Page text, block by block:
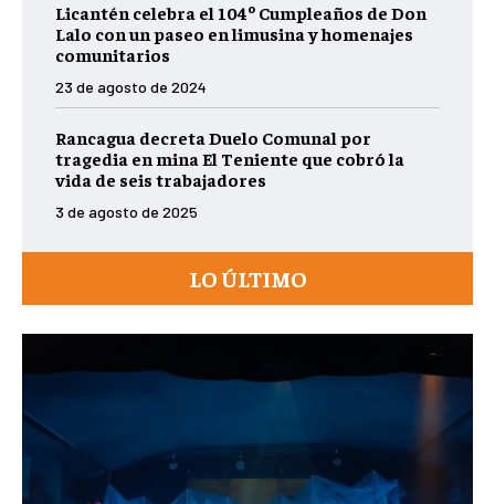
Licantén celebra el 104º Cumpleaños de Don
Lalo con un paseo en limusina y homenajes
comunitarios
23 de agosto de 2024
Rancagua decreta Duelo Comunal por
tragedia en mina El Teniente que cobró la
vida de seis trabajadores
3 de agosto de 2025
LO ÚLTIMO